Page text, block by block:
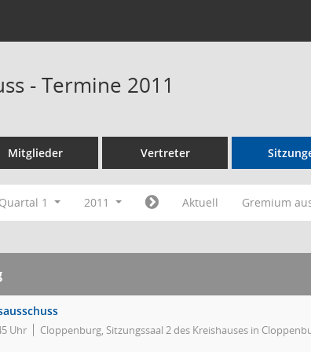
- Termine 2011
Mitglieder Vertreter
Quartal 1 2011 Aktuell Gremium
Uhr Cloppenburg, Sitzungssaal 2 des Kreishauses in